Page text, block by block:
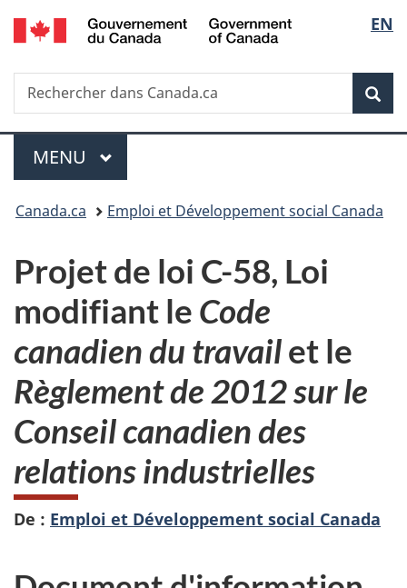
Passer
au
principal
Passer
à
Au
du
Passer
à
version
simplifiée
de
la
EN
Recherche
Rechercher
dans
Menu
MENU PRINCIPAL
Vous
ici :
Canada.ca Emploi et Développement social Canada
Projet de loi C-58, Loi
modifiant le Code
canadien du travailet le
Règlement de 2012 sur le
Conseil canadien des
relations industrielles
De : Emploi et Développement social Canada